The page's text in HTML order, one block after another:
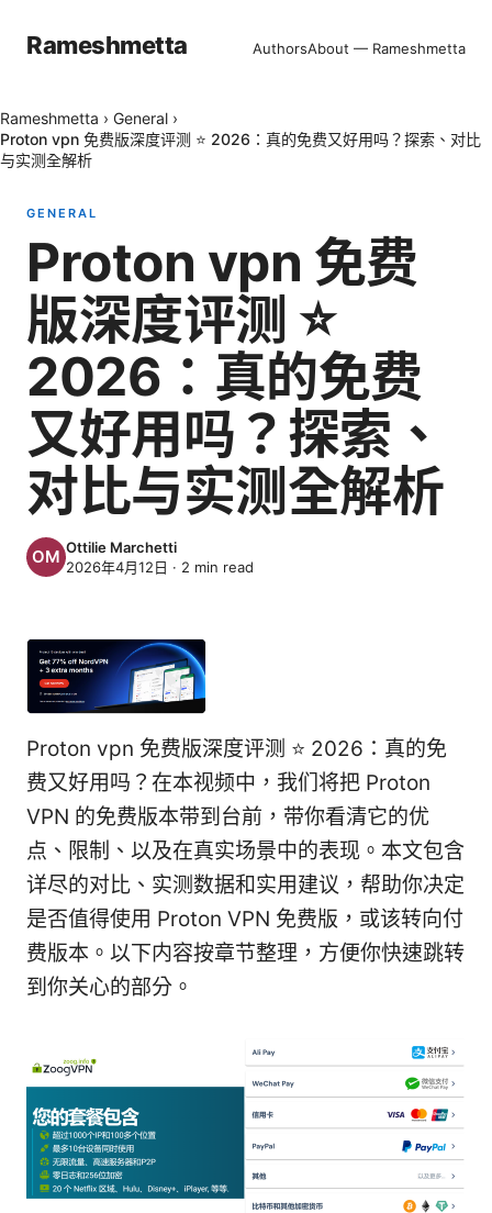
Rameshmetta AuthorsAbout — Rameshmetta
Rameshmetta › General ›
Proton vpn 免费版深度评测 ⭐ 2026：真的免费又好用吗？探索、对比
与实测全解析
GENERAL
Proton vpn 免费
版深度评测 ⭐
2026：真的免费
又好用吗？探索、
对比与实测全解析
Ottilie Marchetti
2026年4月12日 · 2 min read
Proton vpn 免费版深度评测 ⭐ 2026：真的免
费又好用吗？在本视频中，我们将把 Proton
VPN 的免费版本带到台前，带你看清它的优
点、限制、以及在真实场景中的表现。本文包含
详尽的对比、实测数据和实用建议，帮助你决定
是否值得使用 Proton VPN 免费版，或该转向付
费版本。以下内容按章节整理，方便你快速跳转
到你关心的部分。